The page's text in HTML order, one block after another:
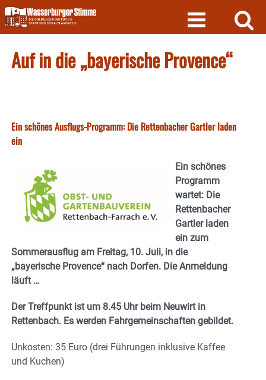
Skip
to
content
Auf in die „bayerische Provence“
Ein schönes Ausflugs-Programm: Die Rettenbacher Gartler laden
ein
Ein schönes
Programm
wartet: Die
Rettenbacher
Gartler laden
ein zum
Sommerausflug am Freitag, 10. Juli, in die
„bayerische Provence“ nach Dorfen. Die Anmeldung
läuft …
Der Treffpunkt ist um 8.45 Uhr beim Neuwirt in
Rettenbach. Es werden Fahrgemeinschaften gebildet.
Unkosten: 35 Euro (drei Führungen inklusive Kaffee
und Kuchen)